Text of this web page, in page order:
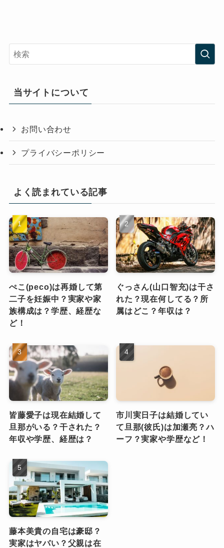
当サイトについて
お問い合わせ
プライバシーポリシー
よく読まれている記事
ぺこ(peco)は再婚して第
二子を妊娠中？実家や家
族構成は？学歴、経歴な
ど！
ぐっさん(山口智充)は干さ
れた？現在何してる？所
属はどこ？年収は？
皆藤愛子は現在結婚して
旦那がいる？干された？
年収や学歴、経歴は？
市川実日子は結婚してい
て旦那(彼氏)は加瀬亮？ハ
ーフ？実家や学歴など！
藤本美貴の自宅は豪邸？
実家はヤバい？父親は在